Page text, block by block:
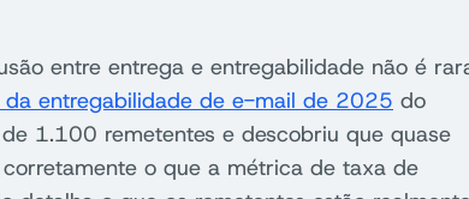
entre entrega e entregabilidade não é
da entregabilidade de e-mail de 2025 do
1.100 remetentes e descobriu que quase
o que a métrica de taxa de